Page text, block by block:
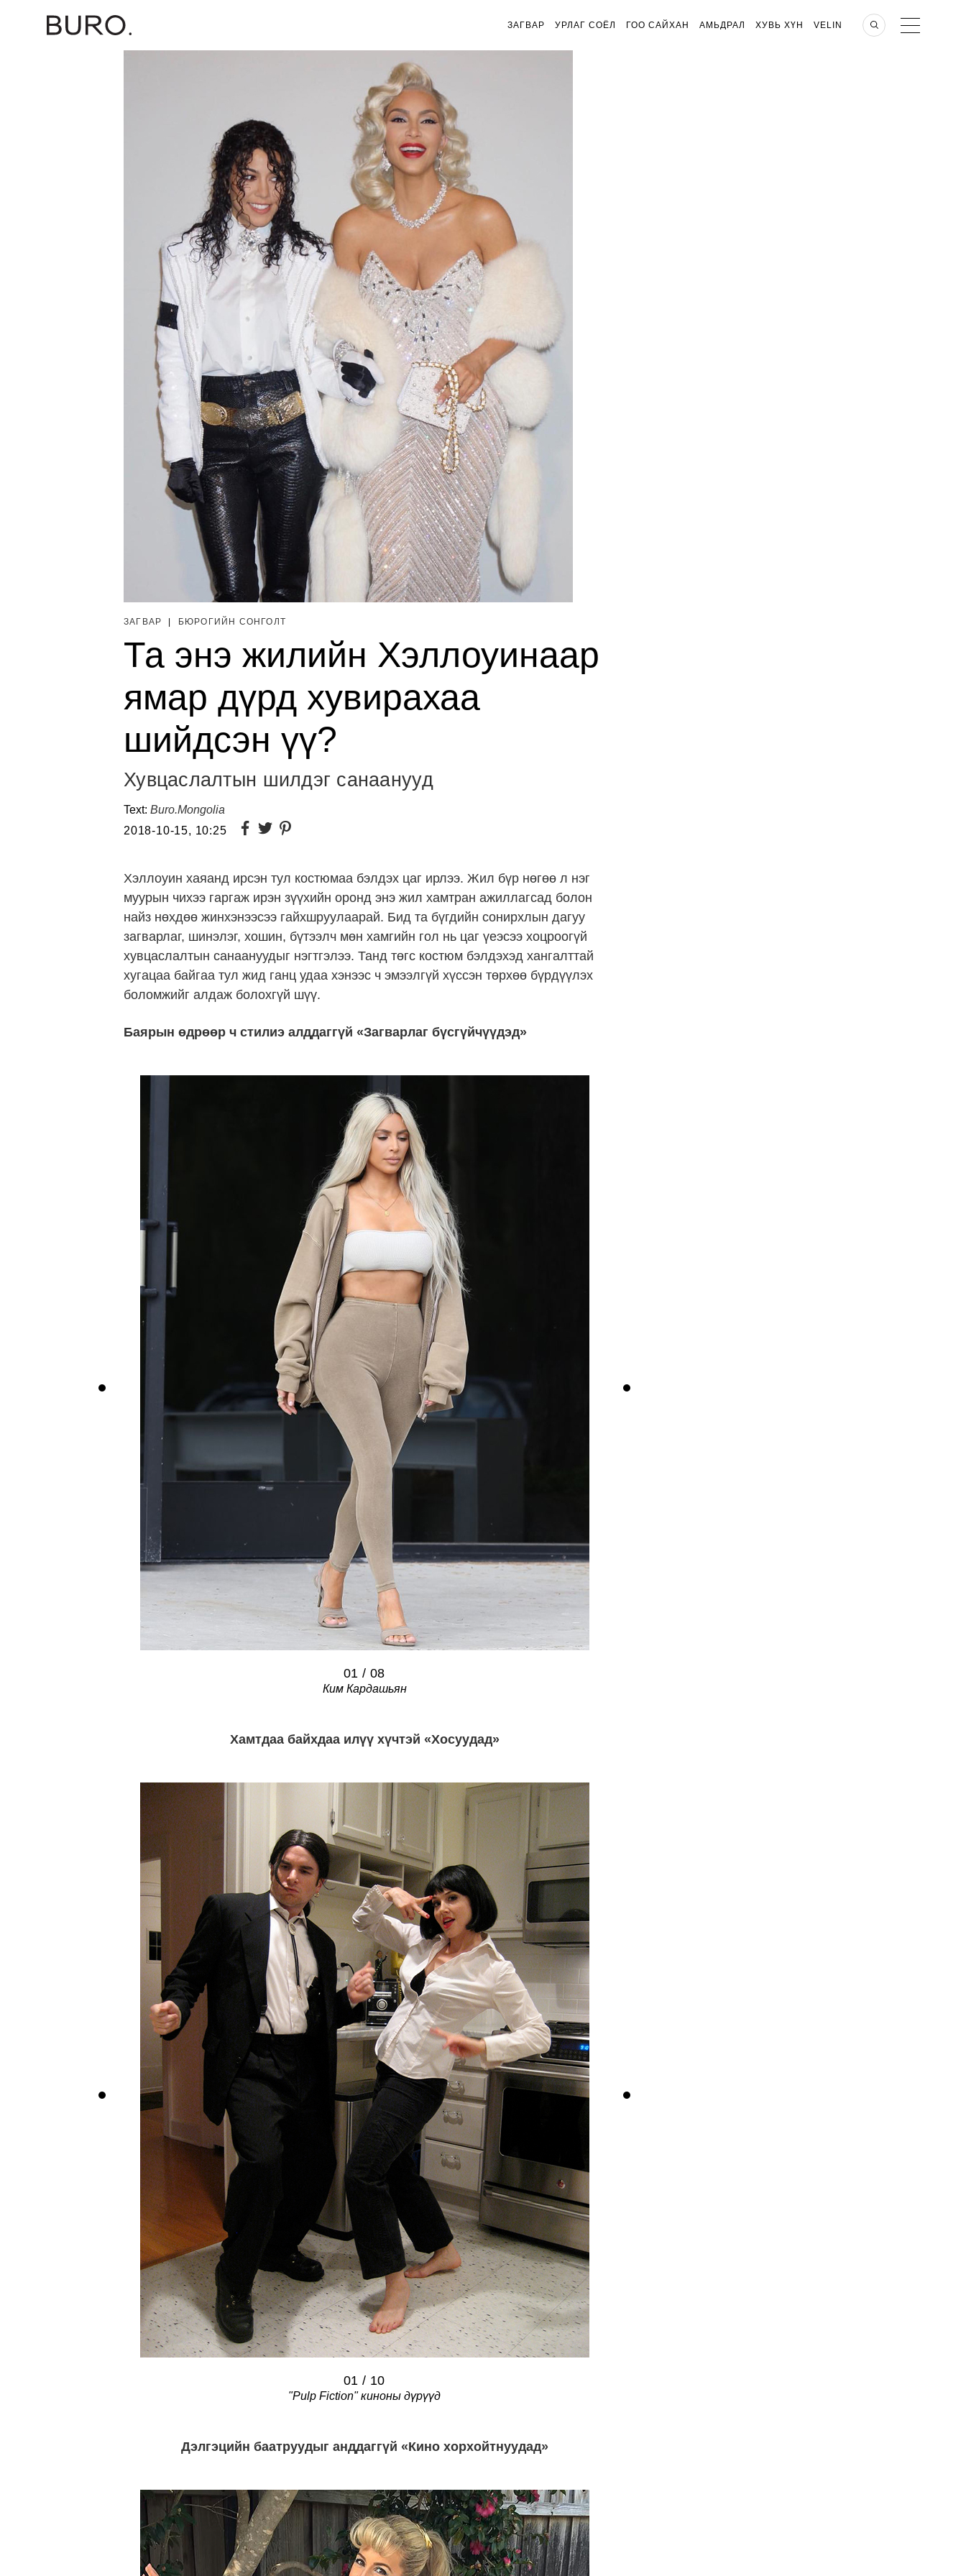
ЗАГВАР УРЛАГ СОЁЛ ГОО САЙХАН АМЬДРАЛ ХУВЬ ХҮН VELIN
ЗАГВАР БЮРОГИЙН СОНГОЛТ
Та энэ жилийн Хэллоуинаар
ямар дүрд хувирахаа
шийдсэн үү?
Хувцаслалтын шилдэг санаанууд
Text: Buro.Mongolia
2018-10-15, 10:25
Хэллоуин хаяанд ирсэн тул костюмаа бэлдэх цаг ирлээ. Жил бүр нөгөө л нэг
муурын чихээ гаргаж ирэн зүүхийн оронд энэ жил хамтран ажиллагсад болон
найз нөхдөө жинхэнээсээ гайхшруулаарай. Бид та бүгдийн сонирхлын дагуу
загварлаг, шинэлэг, хошин, бүтээлч мөн хамгийн гол нь цаг үеэсээ хоцроогүй
хувцаслалтын санаануудыг нэгтгэлээ. Танд төгс костюм бэлдэхэд хангалттай
хугацаа байгаа тул жид ганц удаа хэнээс ч эмээлгүй хүссэн төрхөө бүрдүүлэх
боломжийг алдаж болохгүй шүү.
Баярын өдрөөр ч стилиэ алддаггүй «Загварлаг бүсгүйчүүдэд»
01 / 08
Ким Кардашьян
Хамтдаа байхдаа илүү хүчтэй «Хосуудад»
01 / 10
"Pulp Fiction" киноны дүрүүд
Дэлгэцийн баатруудыг анддаггүй «Кино хорхойтнуудад»